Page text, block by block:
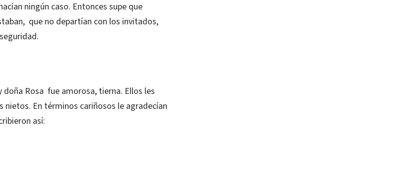
ningún caso. Entonces supe que
que no departían con los invitados,
doña Rosa fue amorosa, tierna. Ellos les
En términos cariñosos le agradecían
así: